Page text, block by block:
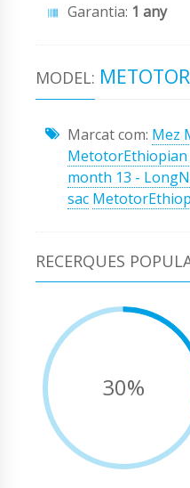
Garantia: 1 any
MODEL:
Marcat com: Mez
month 13 -
sac
RECERQUES
30%